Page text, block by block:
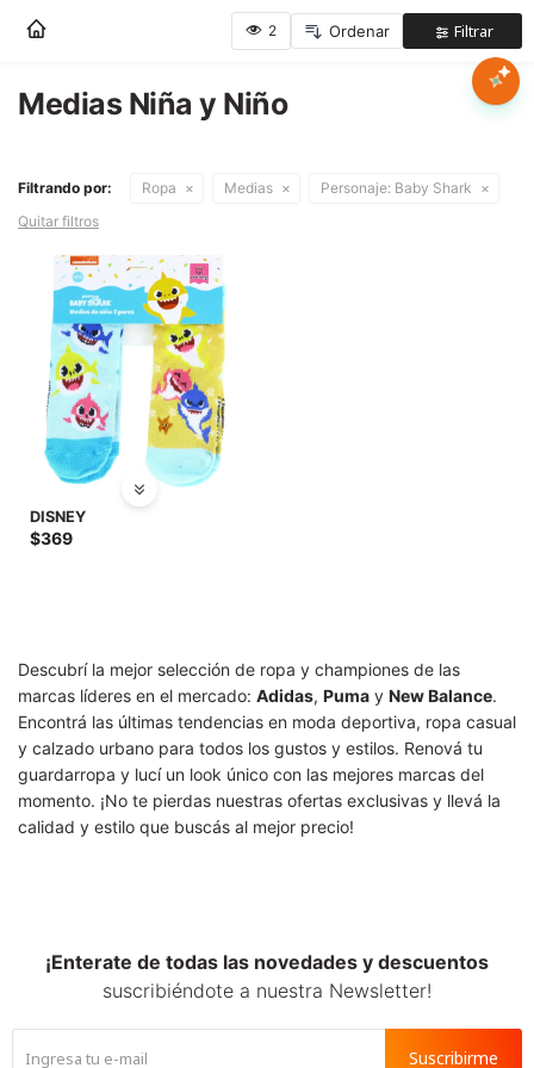
Nota:
este
web
incluye
de
accesibilidad.
Medias Niña y Niño
Filtrando por: Ropa Medias Personaje: Baby Shark
Quitar filtros
DISNEY
$369
Descubrí la mejor selección de ropa y championes de las
marcas líderes en el mercado: Adidas, Puma y New Balance.
Encontrá las últimas tendencias en moda deportiva, ropa casual
y calzado urbano para todos los gustos y estilos. Renová tu
guardarropa y lucí un look único con las mejores marcas del
momento. ¡No te pierdas nuestras ofertas exclusivas y llevá la
calidad y estilo que buscás al mejor precio!
¡Enterate de todas las novedades y descuentos
suscribiéndote a nuestra Newsletter!
Suscribirme
Mujer
Hombre
Niños
Accesorios
Marcas
Novedades
SALE